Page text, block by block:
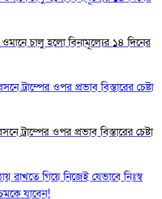
চালু হলো বিনামূল্যের ১৪ দিনের
ট্রাম্পের ওপর প্রভাব বিস্তারের চেষ্টা